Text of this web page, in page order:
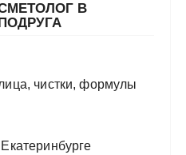
В
чистки, формулы